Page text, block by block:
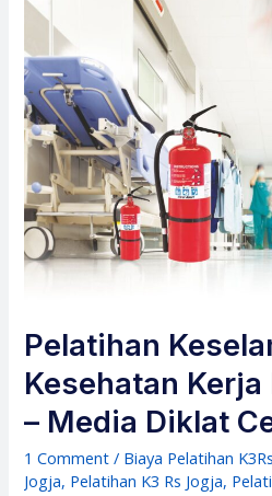
Pelatihan
Kesehatan
– Media Diklat
1 Comment / Biaya Pelatihan K3Rs
Jogja, Pelatihan K3 Rs Jogja,